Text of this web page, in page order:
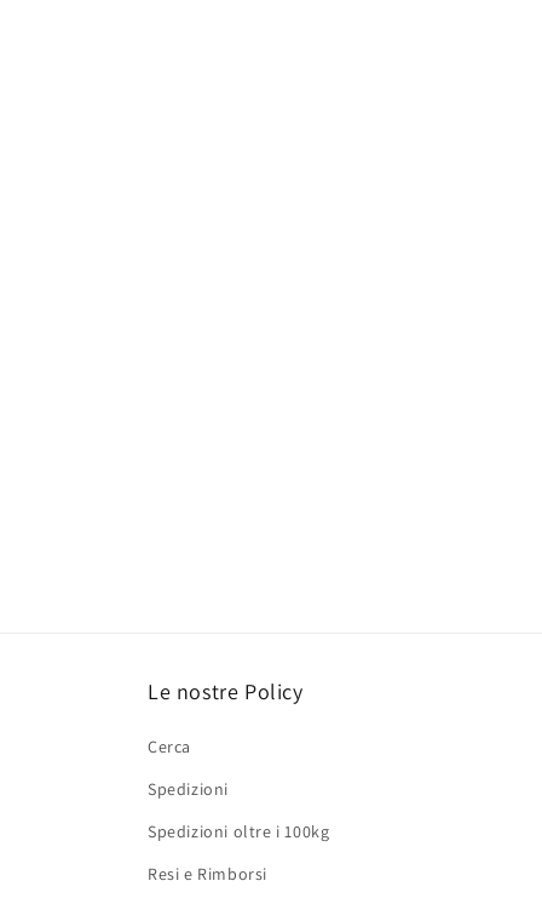
Le nostre Policy
Cerca
Spedizioni
Spedizioni oltre i 100kg
Resi e Rimborsi